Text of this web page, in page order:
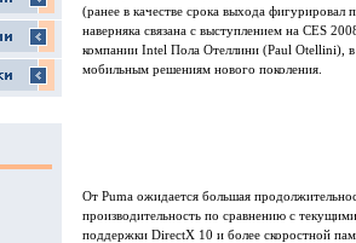
(ранее в качестве срока выхода
наверняка связана с выступлением на CES
компании Intel Пола Отеллини (Paul Otellini),
мобильным решениям нового поколения.
От Puma ожидается большая
производительность по сравнению с
поддержки DirectX 10 и более скоростной